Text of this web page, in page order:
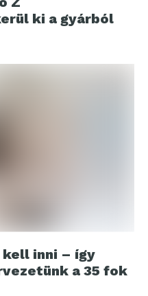
ki a gyárból
inni – így
a 35 fok